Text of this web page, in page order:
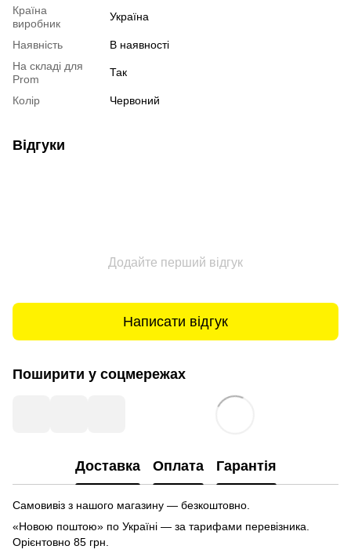
Країна
виробник
Україна
Наявність
В наявності
На складі для
Prom
Так
Колір Червоний
Відгуки
Додайте перший відгук
Написати відгук
Поширити у соцмережах
Доставка Оплата Гарантія
Самовивіз з нашого магазину — безкоштовно.
«Новою поштою» по Україні — за тарифами перевізника.
Орієнтовно 85 грн.